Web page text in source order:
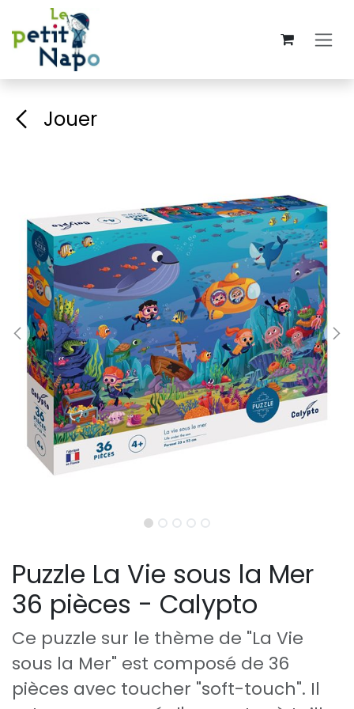
Se rendre au contenu
Jouer
Puzzle La Vie sous la Mer
36 pièces - Calypto
Ce puzzle sur le thème de "La Vie
sous la Mer" est composé de 36
pièces avec toucher "soft-touch". Il